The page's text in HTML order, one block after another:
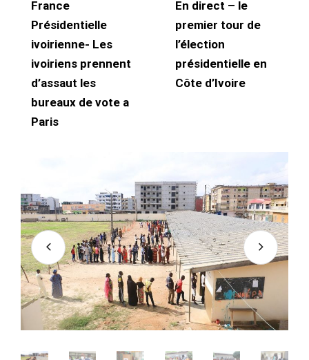
France
Présidentielle
ivoirienne- Les
ivoiriens prennent
d’assaut les
bureaux de vote a
Paris
En direct – le
premier tour de
l’élection
présidentielle en
Côte d’Ivoire